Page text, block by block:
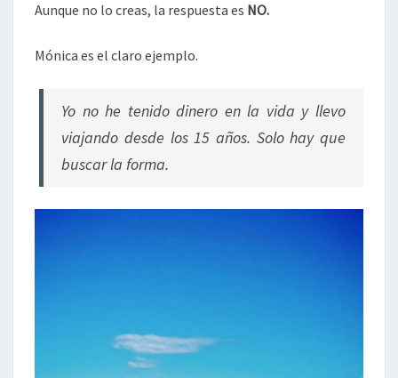
Aunque no lo creas, la respuesta es NO.
Mónica es el claro ejemplo.
Yo no he tenido dinero en la vida y llevo
viajando desde los 15 años. Solo hay que
buscar la forma.